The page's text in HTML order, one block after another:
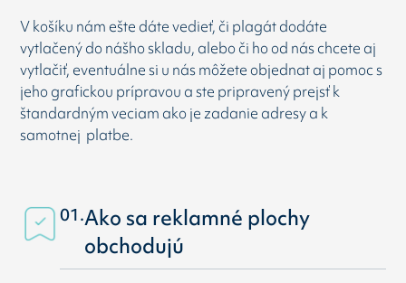
V košíku nám ešte dáte vedieť, či plagát dodáte
vytlačený do nášho skladu, alebo či ho od nás chcete aj
vytlačiť, eventuálne si u nás môžete objednat aj pomoc s
jeho grafickou prípravou a ste pripravený prejsť k
štandardným veciam ako je zadanie adresy a k
samotnej platbe.
01.Ako sa reklamné plochy
obchodujú